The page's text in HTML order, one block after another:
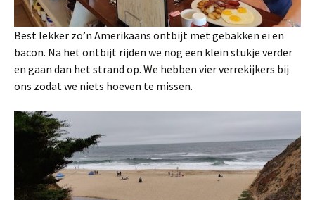
Best lekker zo’n Amerikaans ontbijt met gebakken ei en
bacon. Na het ontbijt rijden we nog een klein stukje verder
en gaan dan het strand op. We hebben vier verrekijkers bij
ons zodat we niets hoeven te missen.